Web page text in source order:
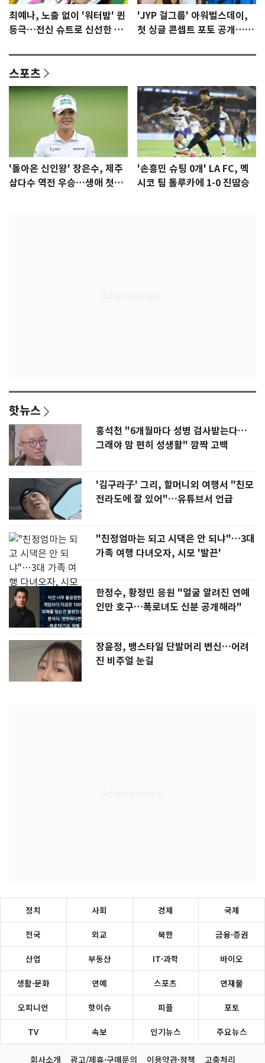
최예나, 노출 없이 '워터밤' 퀸
등극…전신 슈트로 신선한 충
'JYP 걸그룹' 아워벌스데이,
첫 싱글 콘셉트 포토 공개…청
스포츠
'돌아온 신인왕' 장은수, 제주
삼다수 역전 우승…생애 첫승
'손흥민 슈팅 0개' LA FC, 멕
시코 팀 톨루카에 1-0 진땀승
핫뉴스
홍석천 "6개월마다 성병 검사받는다…
그래야 맘 편히 성생활" 깜짝 고백
'김구라子' 그리, 할머니외 여행서 "친모
전라도에 잘 있어"…유튜브서 언급
"친정엄마는 되고 시댁은 안 되냐"…3대
가족 여행 다녀오자, 시모 '발끈'
한정수, 황정민 응원 "얼굴 알려진 연예
인만 호구…폭로녀도 신분 공개해라"
장윤정, 뱅스타일 단발머리 변신…어려
진 비주얼 눈길
정치 사회 경제 국제
전국 외교 북한 금융·증권
산업 부동산 IT·과학 바이오
생활·문화 연예 스포츠 연재물
오피니언 핫이슈 피플 포토
TV 속보 인기뉴스 주요뉴스
회사소개 광고/제휴·구매문의 이용약관·정책 고충처리